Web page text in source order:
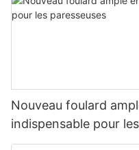
Nouveau foulard
indispensable pour